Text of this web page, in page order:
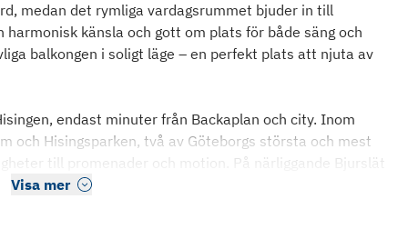
medan det rymliga vardagsrummet bjuder in till
känsla och gott om plats för både säng och
balkongen i soligt läge – en perfekt plats att njuta av
endast minuter från Backaplan och city. Inom
och Hisingsparken, två av Göteborgs största och mest
till promenader och motion. På närliggande Bjurslät
Visa mer